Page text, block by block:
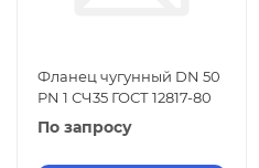
Фланец чугунный DN 50
PN 1 СЧ35 ГОСТ 12817-80
По запросу